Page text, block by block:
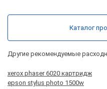
Другие рекомендуемые
xerox phaser 6020 картридж
epson stylus photo 1500w